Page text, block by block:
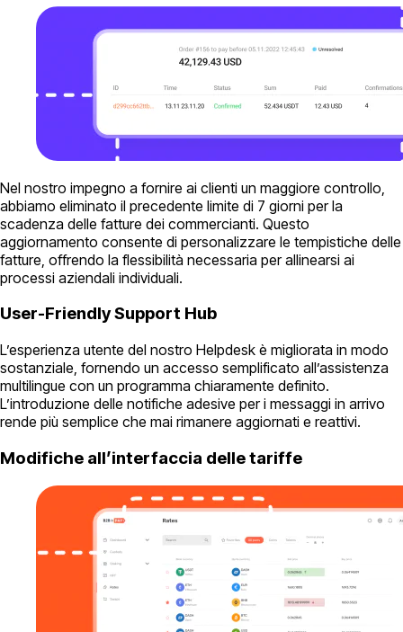
Nel nostro impegno a fornire ai clienti un maggiore controllo,
abbiamo eliminato il precedente limite di 7 giorni per la
scadenza delle fatture dei commercianti. Questo
aggiornamento consente di personalizzare le tempistiche delle
fatture, offrendo la flessibilità necessaria per allinearsi ai
processi aziendali individuali.
User-Friendly Support Hub
L’esperienza utente del nostro Helpdesk è migliorata in modo
sostanziale, fornendo un accesso semplificato all’assistenza
multilingue con un programma chiaramente definito.
L’introduzione delle notifiche adesive per i messaggi in arrivo
rende più semplice che mai rimanere aggiornati e reattivi.
Modifiche all’interfaccia delle tariffe